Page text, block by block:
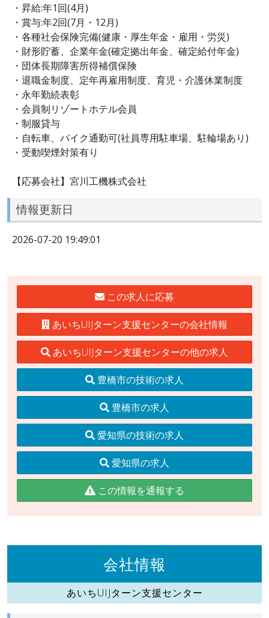
・昇給:年1回(4月)
・賞与:年2回(7月・12月)
・各種社会保険完備(健康・厚生年金・雇用・労災)
・財形貯蓄、企業年金(確定拠出年金、確定給付年金)
・団体長期障害所得補償保険
・退職金制度、定年再雇用制度、育児・介護休業制度
・永年勤続表彰
・会員制リゾートホテル会員
・制服貸与
・自転車、バイク通勤可(社員専用駐車場、駐輪場あり)
・受動喫煙対策有り
【応募会社】宮川工機株式会社
情報更新日
2026-07-20 19:49:01
この求人に応募
あいちUIJターン支援センターの会社情報
あいちUIJターン支援センターの他の求人
豊橋市の技術の求人
豊橋市の求人
愛知県の技術の求人
愛知県の求人
この情報を通報する
会社情報
あいちUIJターン支援センター